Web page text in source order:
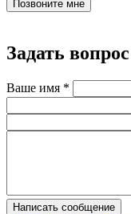
Позвоните мне
Задать вопрос
Ваше имя *
Написать сообщение